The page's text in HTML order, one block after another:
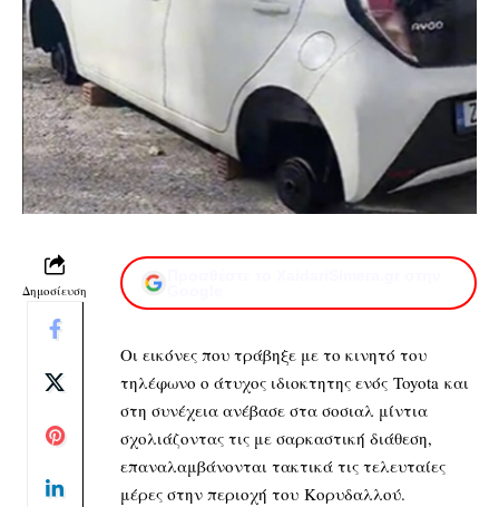
Δημοσίευση
Οι εικόνες που τράβηξε με το κινητό του
τηλέφωνο ο άτυχος ιδιοκτητης ενός Toyota και
στη συνέχεια ανέβασε στα σοσιαλ μίντια
σχολιάζοντας τις με σαρκαστική διάθεση,
επαναλαμβάνονται τακτικά τις τελευταίες
μέρες στην περιοχή του Κορυδαλλού.